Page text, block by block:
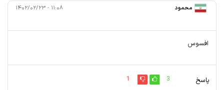
محمود ۱۱:۰۸ - ۱۴۰۲/۰۲/۲۳
افسوس
پاسخ 3
1